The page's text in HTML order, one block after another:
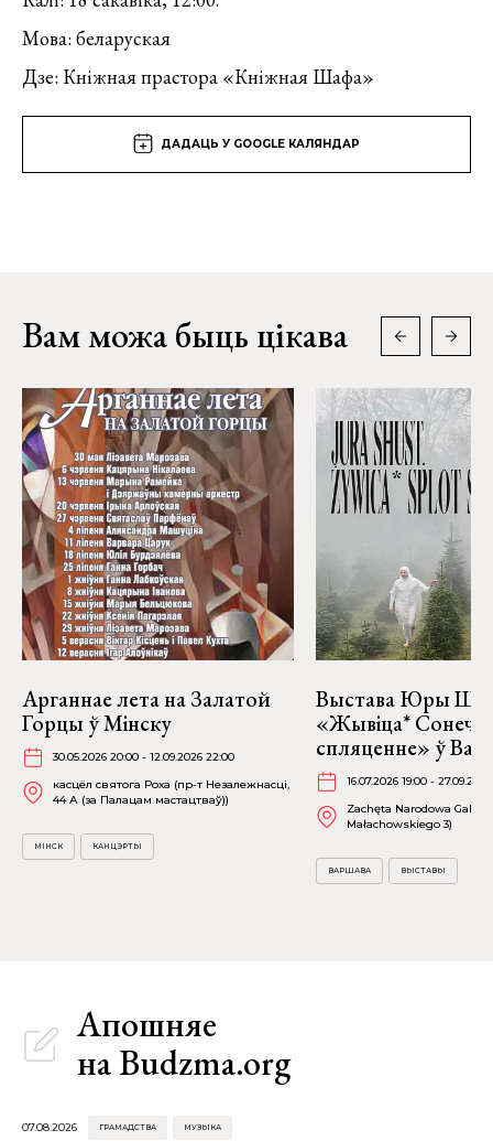
Мова: беларуская
Дзе: Кніжная прастора «Кніжная Шафа»
ДАДАЦЬ У GOOGLE КАЛЯНДАР
Вам можа быць цікава
Арганнае лета на Залатой
Горцы ў Мінску
30.05.2026 20:00 - 12.09.2026 22:00
касцёл святога Роха (пр-т Незалежнасці,
44 А (за Палацам мастацтваў))
МІНСК КАНЦЭРТЫ
Выстава Юры
«Жывіца*
спляценне» ў
16.07.2026 19:00 -
Zachęta Narodowa
Małachowskiego 3)
ВАРШАВА ВЫСТАВЫ
Апошняе
на Budzma.org
07.08.2026 ГРАМАДСТВА МУЗЫКА